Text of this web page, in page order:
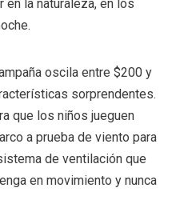
la naturaleza, en los
oscila entre $200 y
sorprendentes.
que los niños jueguen
a prueba de viento para
de ventilación que
en movimiento y nunca